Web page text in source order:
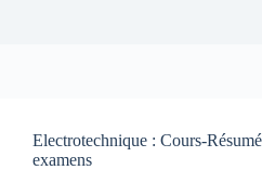
Electrotechnique : Cours-
examens